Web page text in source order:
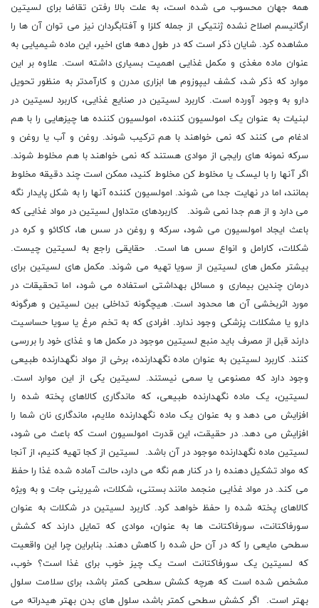
همه جهان محسوب می شده است، به علت بالا رفتن تقاضا برای لسیتین
ارگانیسم اصلاح نشده ژنتیکی از جمله کلزا و آفتابگردان نیز می توان آن ها را
مشاهده کرد. شایان ذکر است که در طول دهه های اخیر، این ماده شیمیایی به
عنوان ماده مغذی و مکمل غذایی اهمیت بسیاری داشته است. علاوه بر این
موارد که ذکر شد، کشف لیپوزوم ها ابزاری مدرن و کارآمدتر به منظور تحویل
دارو به وجود آورده است. کاربرد لسیتین در صنایع غذایی، کاربرد لسیتین در
لبنیات به عنوان یک امولسیون کننده، امولسیون کننده ها چیزهایی را با هم
ادغام می کنند که نمی خواهند با هم ترکیب شوند. روغن و آب یا روغن و
سرکه نمونه های رایجی از موادی هستند که نمی خواهند با هم مخلوط شوند.
اگر آنها را با لیسک یا مخلوط کن مخلوط کنید، ممکن است چند دقیقه مخلوط
بمانند، اما در نهایت جدا می شوند. امولسیون کننده آنها را به شکل پایدار نگه
می دارد و از هم جدا نمی شوند. کاربردهای متداول لسیتین در مواد غذایی که
باعث ایجاد امولسیون می شود، سرکه و روغن در سس ها، کاکائو و کره در
شکلات، کارامل و انواع سس ها است. حقایقی راجع به لسیتین چیست.
بیشتر مکمل های لسیتین از سویا تهیه می شوند. مکمل های لسیتین برای
درمان چندین بیماری و مسائل بهداشتی استفاده می شود، اما تحقیقات در
مورد اثربخشی آن ها محدود است. هیچگونه تداخلی بین لسیتین و هرگونه
دارو یا مشکلات پزشکی وجود ندارد. افرادی که به تخم مرغ یا سویا حساسیت
دارند قبل از مصرف باید منبع لسیتین موجود در مکمل ها و غذای خود را بررسی
کنند. کاربرد لسیتین به عنوان ماده نگهدارنده، برخی از مواد نگهدارنده طبیعی
وجود دارد که مصنوعی یا سمی نیستند. لسیتین یکی از این موارد است.
لسیتین، یک ماده نگهدارنده طبیعی، که ماندگاری کالاهای پخته شده را
افزایش می دهد و به عنوان یک ماده نگهدارنده ملایم، ماندگاری نان شما را
افزایش می دهد. در حقیقت، این قدرت امولسیون است که باعث می شود،
لسیتین ماده نگهدارنده موجود در آن باشد. لسیتین از کجا تهیه کنیم، از آنجا
که مواد تشکیل دهنده را در کنار هم نگه می دارد، حالت آماده شده غذا را حفظ
می کند. در مواد غذایی منجمد مانند بستنی، شکلات، شیرینی جات و به ویژه
کالاهای پخته شده را حفظ خواهد کرد. کاربرد لسیتین در شکلات به عنوان
سورفاکتانت، سورفاکتانت ها به عنوان، موادی که تمایل دارند که کشش
سطحی مایعی را که در آن حل شده را کاهش دهند. بنابراین چرا این واقعیت
که لسیتین یک سورفاکتانت است یک چیز خوب برای غذا است؟ خوب،
مشخص شده است که هرچه کشش سطحی کمتر باشد، برای سلامت سلول
بهتر است. اگر کشش سطحی کمتر باشد، سلول های بدن بهتر هیدراته می